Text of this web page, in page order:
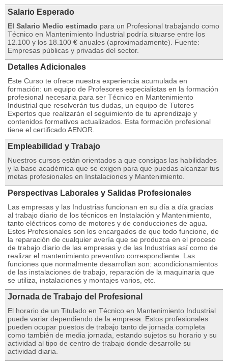
Salario Esperado
El Salario Medio estimado para un Profesional trabajando como
Técnico en Mantenimiento Industrial podría situarse entre los
12.100 y los 18.100 € anuales (aproximadamente). Fuente:
Empresas públicas y privadas del sector.
Detalles Adicionales
Este Curso te ofrece nuestra experiencia acumulada en
formación: un equipo de Profesores especialistas en la formación
profesional necesaria para ser Técnico en Mantenimiento
Industrial que resolverán tus dudas, un equipo de Tutores
Expertos que realizarán el seguimiento de tu aprendizaje y
contenidos formativos actualizados. Esta formación profesional
tiene el certificado AENOR.
Empleabilidad y Trabajo
Nuestros cursos están orientados a que consigas las habilidades
y la base académica que se exigen para que puedas alcanzar tus
metas profesionales en Instalaciones y Mantenimiento.
Perspectivas Laborales y Salidas Profesionales
Las empresas y las Industrias funcionan en su día a día gracias
al trabajo diario de los técnicos en Instalación y Mantenimiento,
tanto eléctricos como de motores y de conducciones de agua.
Estos Profesionales son los encargados de que todo funcione, de
la reparación de cualquier avería que se produzca en el proceso
de trabajo diario de las empresas y de las Industrias así como de
realizar el mantenimiento preventivo correspondiente. Las
funciones que normalmente desarrollan son: acondicionamientos
de las instalaciones de trabajo, reparación de la maquinaria que
se utiliza, instalaciones y montajes varios, etc.
Jornada de Trabajo del Profesional
El horario de un Titulado en Técnico en Mantenimiento Industrial
puede variar dependiendo de la empresa. Estos profesionales
pueden ocupar puestos de trabajo tanto de jornada completa
como también de media jornada, estando sujetos su horario y su
actividad al tipo de centro de trabajo donde desarrolle su
actividad diaria.